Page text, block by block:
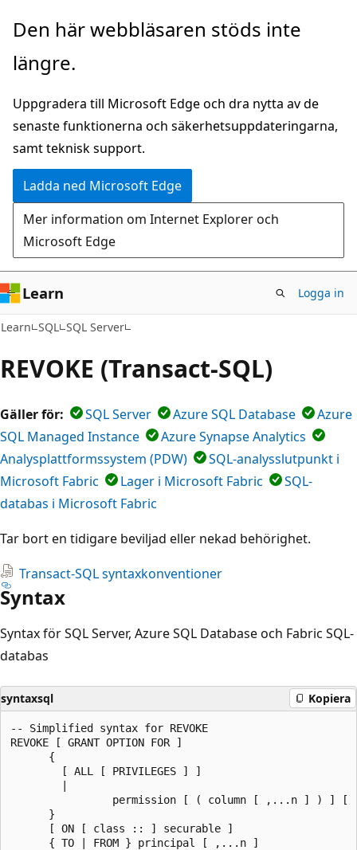
Hoppa
huvudinnehåll
Den här webbläsaren stöds inte
längre.
Uppgradera till Microsoft Edge och dra nytta av de
senaste funktionerna och säkerhetsuppdateringarna,
samt teknisk support.
Ladda ned Microsoft Edge
Mer information om Internet Explorer och
Microsoft Edge
Learn Logga in
Learn SQL SQL Server
REVOKE (Transact-SQL)
Gäller för: SQL Server Azure SQL Database
Azure
SQL Managed Instance
Azure Synapse Analytics
Analysplattformssystem (PDW)
SQL-analysslutpunkt i
Microsoft Fabric
Lager i Microsoft Fabric
SQL-
databas i Microsoft Fabric
Tar bort en tidigare beviljad eller nekad behörighet.
Transact-SQL syntaxkonventioner
Syntax
Syntax för SQL Server, Azure SQL Database och Fabric SQL-
databas
syntaxsql Kopiera
-- Simplified syntax for REVOKE
REVOKE [ GRANT OPTION FOR ]
      {
        [ ALL [ PRIVILEGES ] ]
        |
permission [ ( column [ ,...n ] ) ]
      }
      [ ON [ class :: ] securable ]
      { TO | FROM } principal [ ,...n ]